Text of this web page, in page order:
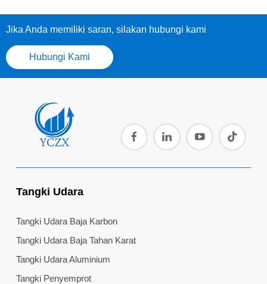
Jika Anda memiliki saran, silakan hubungi kami
Hubungi Kami
Tangki Udara
Tangki Udara Baja Karbon
Tangki Udara Baja Tahan Karat
Tangki Udara Aluminium
Tangki Penyemprot